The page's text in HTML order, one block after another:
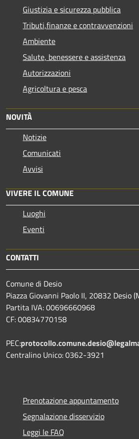
Giustizia e sicurezza pubblica
Tributi,finanze e contravvenzioni
Ambiente
Salute, benessere e assistenza
Autorizzazioni
Agricoltura e pesca
NOVITÀ
Notizie
Comunicati
Avvisi
VIVERE IL COMUNE
Luoghi
Eventi
CONTATTI
Comune di Desio
Piazza Giovanni Paolo II, 20832 Desio
Partita IVA: 00696660968
CF: 00834770158
PEC:
Centralino Unico: 0362-3921
Prenotazione appuntamento
Segnalazione disservizio
Leggi le FAQ